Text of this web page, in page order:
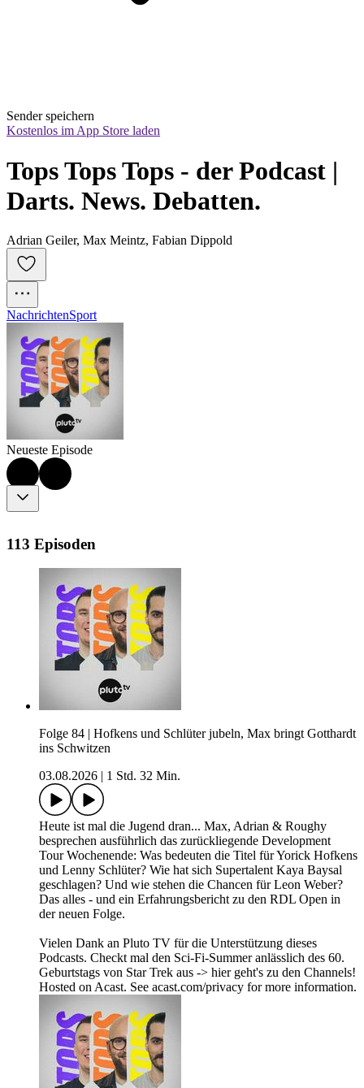
Sender speichern
Kostenlos im App Store laden
Tops Tops Tops - der Podcast |
Darts. News. Debatten.
Adrian Geiler, Max Meintz, Fabian Dippold
NachrichtenSport
Neueste Episode
113 Episoden
Folge 84 | Hofkens und Schlüter jubeln, Max bringt Gotthardt
ins Schwitzen
03.08.2026
1 Std. 32 Min.
Heute ist mal die Jugend dran... Max, Adrian & Roughy
besprechen ausführlich das zurückliegende Development
Tour Wochenende: Was bedeuten die Titel für Yorick Hofkens
und Lenny Schlüter? Wie hat sich Supertalent Kaya Baysal
geschlagen? Und wie stehen die Chancen für Leon Weber?
Das alles - und ein Erfahrungsbericht zu den RDL Open in
der neuen Folge.
Vielen Dank an Pluto TV für die Unterstützung dieses
Podcasts. Checkt mal den Sci-Fi-Summer anlässlich des 60.
Geburtstags von Star Trek aus -> hier geht's zu den Channels!
Hosted on Acast. See acast.com/privacy for more information.